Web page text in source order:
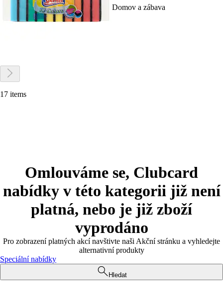
Domov a zábava
17 items
Omlouváme se, Clubcard
nabídky v této kategorii již není
platná, nebo je již zboží
vyprodáno
Pro zobrazení platných akcí navštivte naši Akční stránku a vyhledejte
alternativní produkty
Speciální nabídky
Hledat